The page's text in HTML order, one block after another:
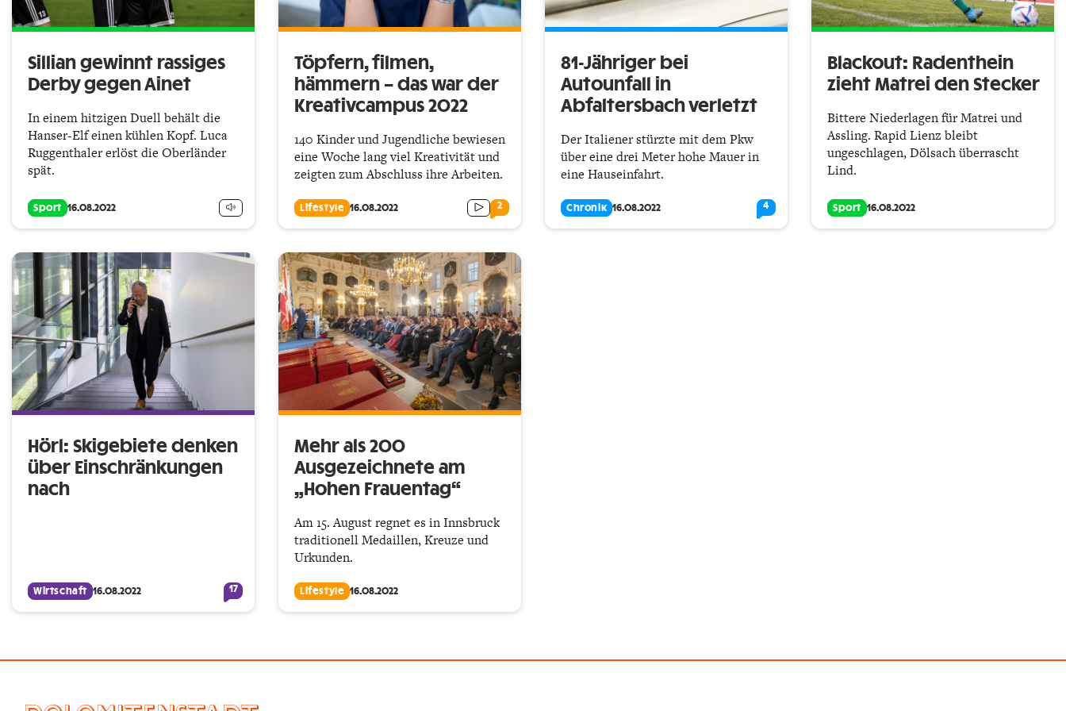
Sillian gewinnt rassiges
Derby gegen Ainet
In einem hitzigen Duell behält die
Hanser-Elf einen kühlen Kopf. Luca
Ruggenthaler erlöst die Oberländer
spät.
Sport 16.08.2022
Töpfern, filmen,
hämmern – das war der
Kreativcampus 2022
140 Kinder und Jugendliche bewiesen
eine Woche lang viel Kreativität und
zeigten zum Abschluss ihre Arbeiten.
Lifestyle 16.08.2022 2
81-Jähriger bei
Autounfall in
Abfaltersbach verletzt
Der Italiener stürzte mit dem Pkw
über eine drei Meter hohe Mauer in
eine Hauseinfahrt.
Chronik 16.08.2022 4
Blackout: Radenthein
zieht Matrei den Stecker
Bittere Niederlagen für Matrei und
Assling. Rapid Lienz bleibt
ungeschlagen, Dölsach überrascht
Lind.
Sport 16.08.2022
Hörl: Skigebiete denken
über Einschränkungen
nach
Wirtschaft 16.08.2022 17
Mehr als 200
Ausgezeichnete am
„Hohen Frauentag“
Am 15. August regnet es in Innsbruck
traditionell Medaillen, Kreuze und
Urkunden.
Lifestyle 16.08.2022